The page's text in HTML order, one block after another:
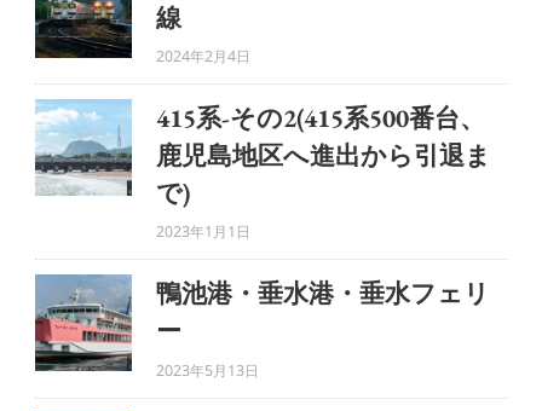
線
2024年2月4日
415系-その2(415系500番台、
鹿児島地区へ進出から引退ま
で)
2023年1月1日
鴨池港・垂水港・垂水フェリ
ー
2023年5月13日